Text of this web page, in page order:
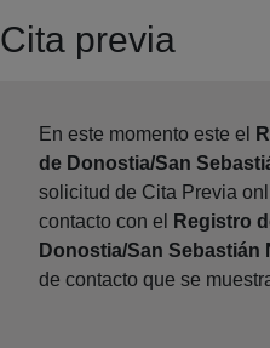
Cita previa
En este momento este el
de Donostia/San
solicitud de Cita Previa
contacto con el
Registro
Donostia/San Sebastián
de contacto que se